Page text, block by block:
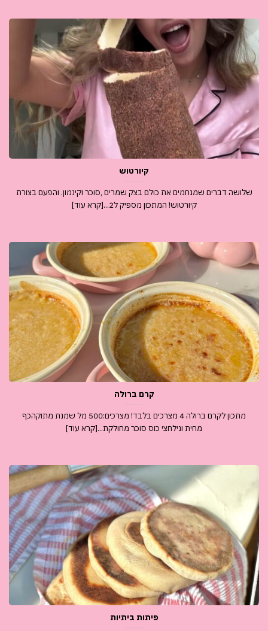
קיורטוש
שלושה דברים שמנחמים את כולם בצק שמרים ,סוכר וקינמון. והפעם בצורת
קיורטוש! המתכון מספיק ל2...[קרא עוד]
קרם ברולה
מתכון לקרם ברולה 4 מצרכים בלבד! מצרכים:500 מל שמנת מתוקהכף
מחית ונילחצי כוס סוכר מחולקת...[קרא עוד]
פיתות ביתיות